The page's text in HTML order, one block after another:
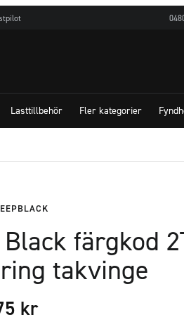
Lasttillbehör Fler kategorier
Black färgkod
takvinge
kr